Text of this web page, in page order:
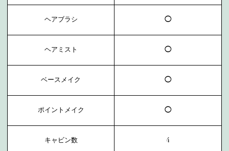
ヘアブラシ ◯
ヘアミスト ◯
ベースメイク ◯
ポイントメイク ◯
キャビン数 4